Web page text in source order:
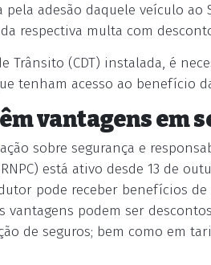
adesão daquele veículo ao
respectiva multa com
Trânsito (CDT) instalada, é
tenham acesso ao benefício
vantagens em
sobre segurança e
está ativo desde 13 de
pode receber benefícios
vantagens podem ser
de seguros; bem como em